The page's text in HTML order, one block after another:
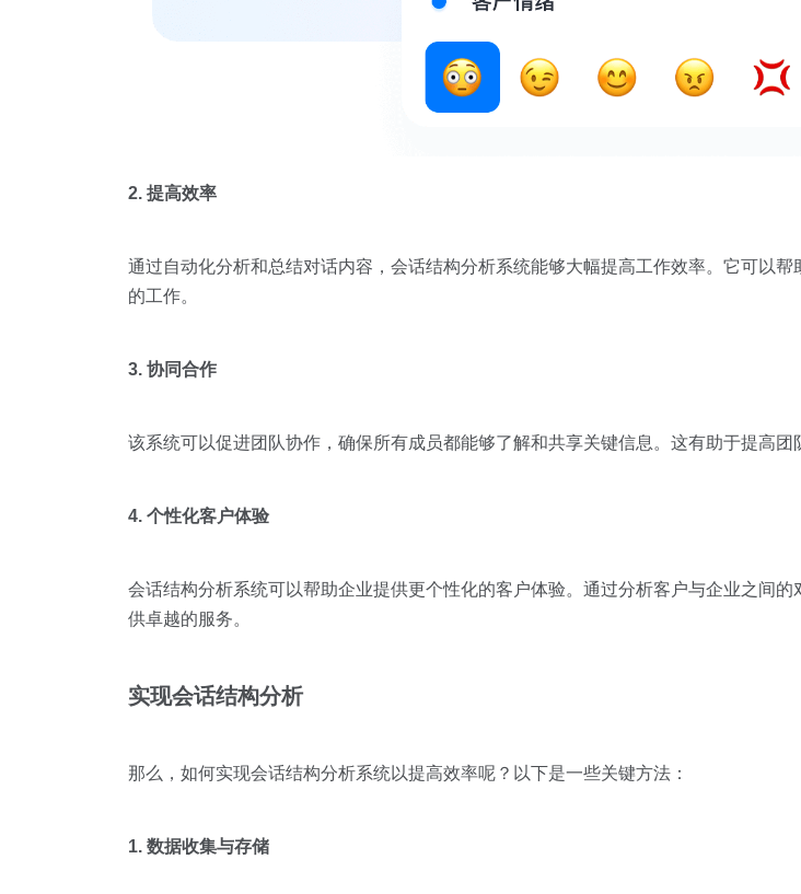
2. 提高效率
通过自动化分析和总结对话内容，会话结构分析系统能够大幅提高工作效率。它可以
的工作。
3. 协同合作
该系统可以促进团队协作，确保所有成员都能够了解和共享关键信息。这有助于提高团
4. 个性化客户体验
会话结构分析系统可以帮助企业提供更个性化的客户体验。通过分析客户与企业之间
供卓越的服务。
实现会话结构分析
那么，如何实现会话结构分析系统以提高效率呢？以下是一些关键方法：
1. 数据收集与存储